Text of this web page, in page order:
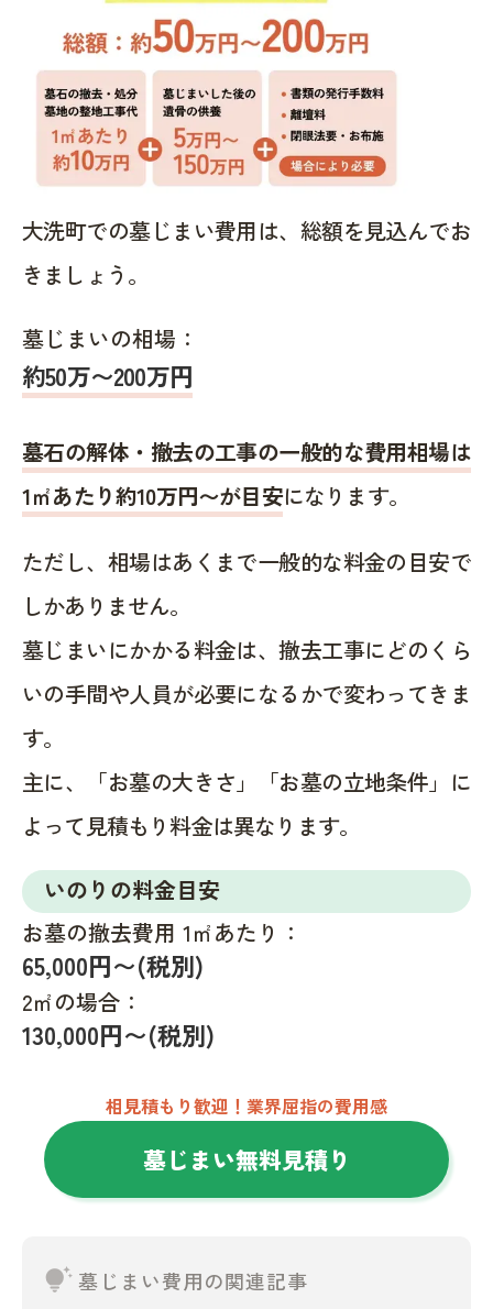
大洗町での墓じまい費用は、総額を見込んでお
きましょう。
墓じまいの相場：
約50万〜200万円
墓石の解体・撤去の工事の一般的な費用相場は
1㎡あたり約10万円〜が目安になります。
ただし、相場はあくまで一般的な料金の目安で
しかありません。
墓じまいにかかる料金は、撤去工事にどのくら
いの手間や人員が必要になるかで変わってきま
す。
主に、「お墓の大きさ」「お墓の立地条件」に
よって見積もり料金は異なります。
いのりの料金目安
お墓の撤去費用 1㎡あたり：
65,000円〜(税別)
2㎡の場合：
130,000円〜(税別)
相見積もり歓迎！業界屈指の費用感
墓じまい無料見積り
tips_and_updates墓じまい費用の関連記事